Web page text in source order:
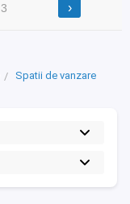
3 ›
Spatii de vanzare